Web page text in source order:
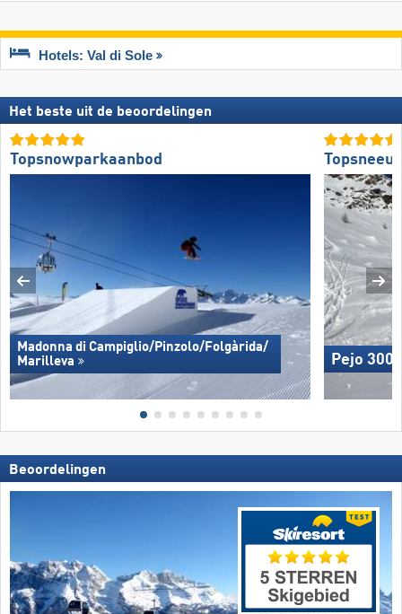
Hotels: Val di Sole
Het beste uit de beoordelingen
Topsnowparkaanbod
Madonna di Campiglio/​Pinzolo/​Folgàrida/​
Marilleva
Pejo 3000
Beoordelingen